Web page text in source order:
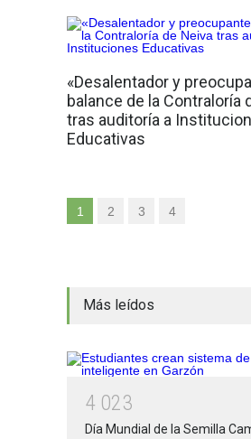
«Desalentador y
balance de la Contraloría
tras auditoría a
Educativas
1 2 3 4
Más leídos
4 023
Día Mundial de la Semilla